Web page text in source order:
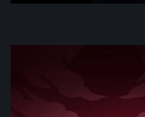
provato